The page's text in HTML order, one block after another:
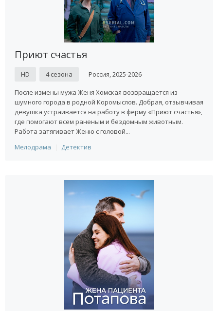
Приют счастья
HD 4 сезона Россия, 2025-2026
После измены мужа Женя Хомская возвращается из
шумного города в родной Коромыслов. Добрая, отзывчивая
девушка устраивается на работу в ферму «Приют счастья»,
где помогают всем раненым и бездомным животным.
Работа затягивает Женю с головой...
Мелодрама
Детектив